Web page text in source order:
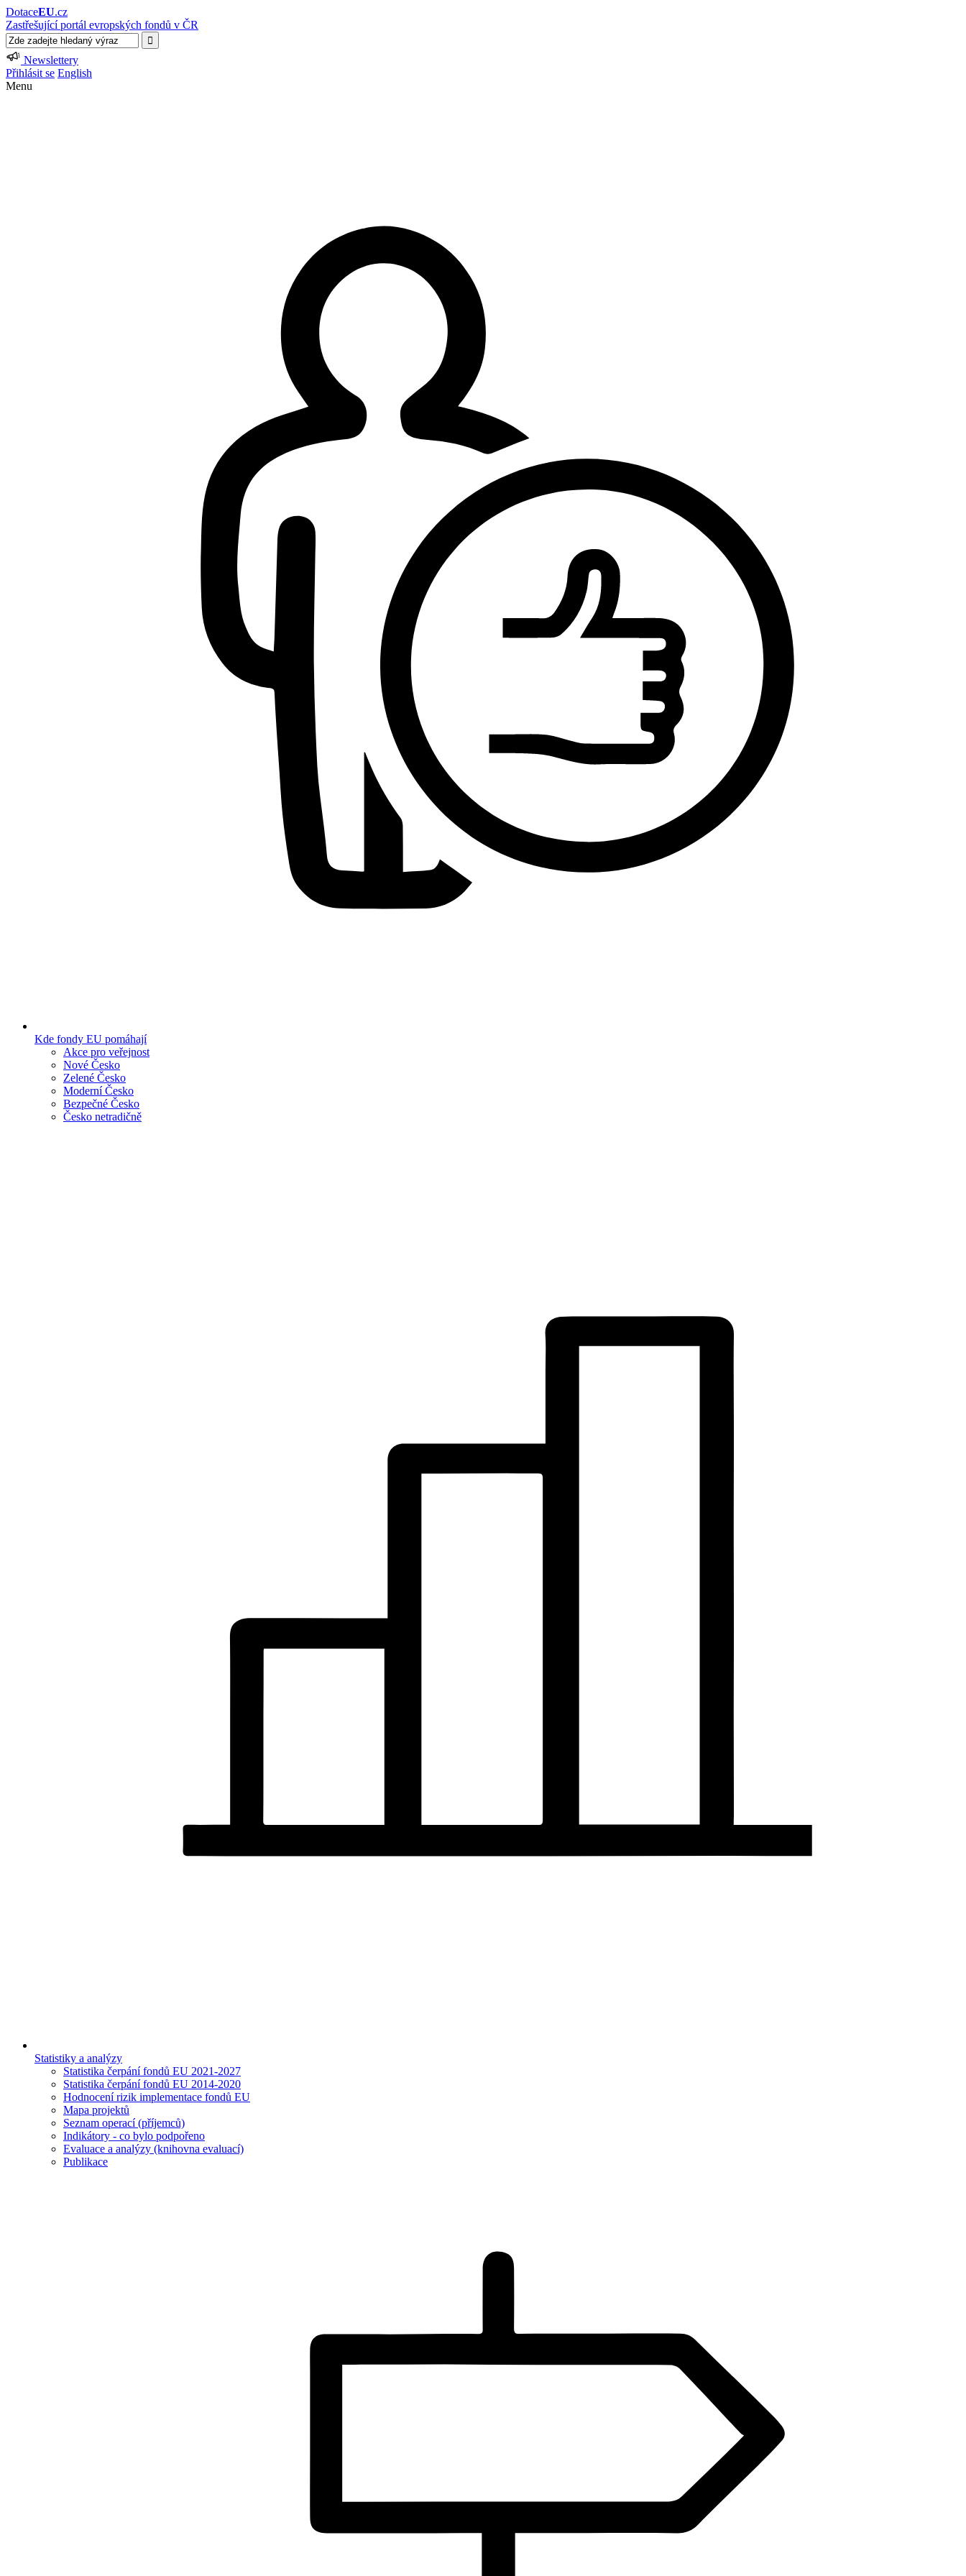
DotaceEU.cz
Zastřešující portál evropských fondů v ČR
Newslettery
Přihlásit se English
Menu
Kde fondy EU pomáhají
Akce pro veřejnost
Nové Česko
Zelené Česko
Moderní Česko
Bezpečné Česko
Česko netradičně
Statistiky a analýzy
Statistika čerpání fondů EU 2021-2027
Statistika čerpání fondů EU 2014-2020
Hodnocení rizik implementace fondů EU
Mapa projektů
Seznam operací (příjemců)
Indikátory - co bylo podpořeno
Evaluace a analýzy (knihovna evaluací)
Publikace